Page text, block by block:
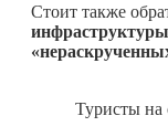
Стоит также
Туристы на